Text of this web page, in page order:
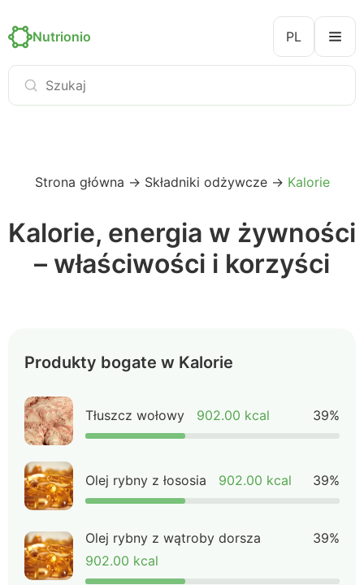
Nutrionio PL
Strona główna → Składniki odżywcze→ Kalorie
Kalorie, energia w żywności
– właściwości i korzyści
Produkty bogate w Kalorie
Tłuszcz wołowy 902.00 kcal 39%
Olej rybny z łososia 902.00 kcal 39%
Olej rybny z wątroby dorsza
902.00 kcal
39%